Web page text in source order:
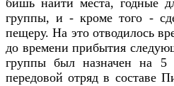
группы, и - кроме того -
пещеру. На это отводилось
до времени прибытия
группы был назначен на 5
передовой отряд в составе